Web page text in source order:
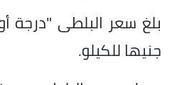
جنيها للكيلو.